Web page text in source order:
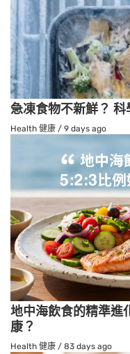
急凍食物不新鮮？ 科
Health 健康 / 9 days ago
地中海飲食的精準進
康？
Health 健康 / 83 days ago